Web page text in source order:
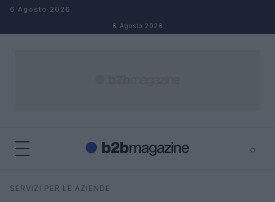
Salta al contenuto
6 Agosto 2026
6 Agosto 2026
⌕
Cerca
SERVIZI PER LE AZIENDE